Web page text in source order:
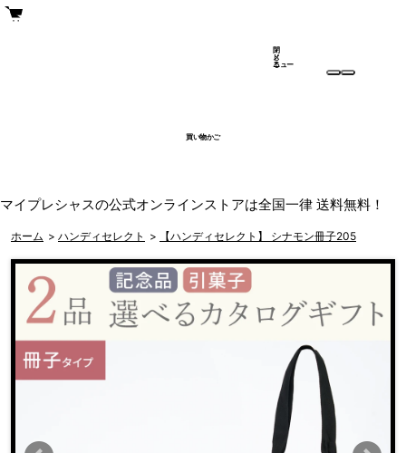
買い物かご
メ
ニュー
閉
じ
る
マイプレシャスの公式オンラインストアは全国一律 送料無料！
ホーム > ハンディセレクト > 【ハンディセレクト】 シナモン冊子205